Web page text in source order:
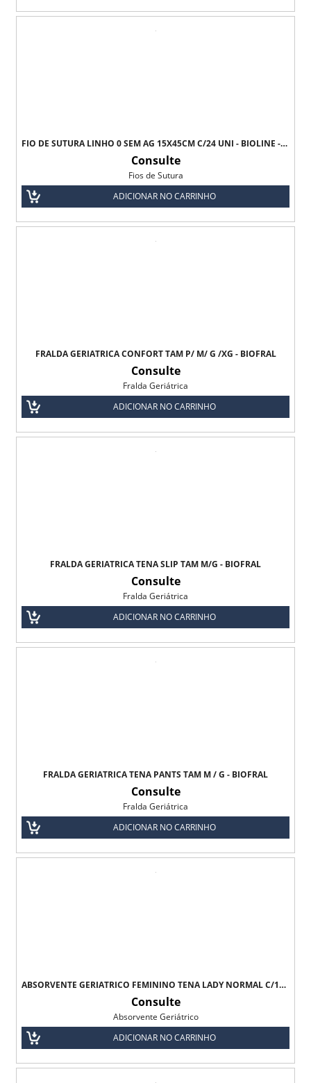
FIO DE SUTURA LINHO 0 SEM AG 15X45CM C/24 UNI - BIOLINE -TODOS OS TAMANHOS
Consulte
Fios de Sutura
ADICIONAR NO CARRINHO
FRALDA GERIÁTRICA CONFORT TAM P/ M/ G /XG - BIOFRAL
Consulte
Fralda Geriátrica
ADICIONAR NO CARRINHO
FRALDA GERIÁTRICA TENA SLIP TAM M/G - BIOFRAL
Consulte
Fralda Geriátrica
ADICIONAR NO CARRINHO
FRALDA GERIÁTRICA TENA PANTS TAM M / G - BIOFRAL
Consulte
Fralda Geriátrica
ADICIONAR NO CARRINHO
ABSORVENTE GERIÁTRICO FEMININO TENA LADY NORMAL C/12 UNI - BIOLFRAL
Consulte
Absorvente Geriátrico
ADICIONAR NO CARRINHO